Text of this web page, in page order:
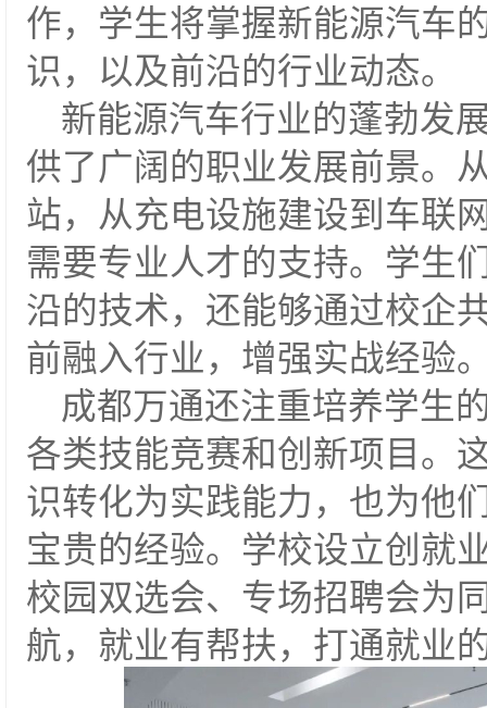
作，学生将掌握新能源汽车
识，以及前沿的行业动态。
新能源汽车行业的蓬勃发
供了广阔的职业发展前景。
站，从充电设施建设到车联
需要专业人才的支持。学生
沿的技术，还能够通过校企
前融入行业，增强实战经验
成都万通还注重培养学生
各类技能竞赛和创新项目。
识转化为实践能力，也为他
宝贵的经验。学校设立创就
校园双选会、专场招聘会为
航，就业有帮扶，打通就业